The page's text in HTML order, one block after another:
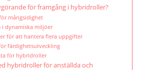
för framgång i hybridroller?
mångsidighet
i dynamiska miljöer
för att hantera flera uppgifter
färdighetsutveckling
för hybridroller
hybridroller för anställda och